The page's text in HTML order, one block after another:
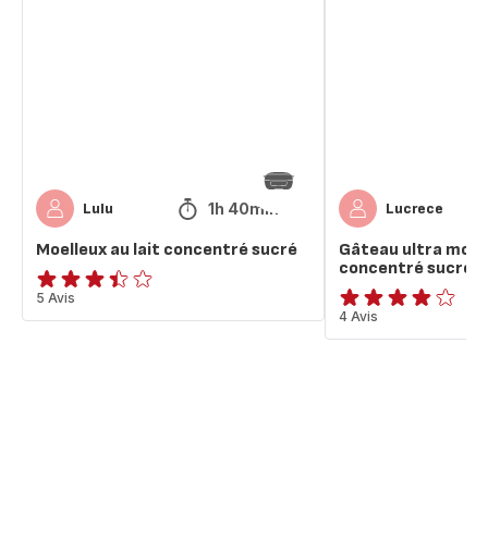
Lulu 1h 40min
Moelleux au lait concentré sucré
ratings.3.4
5 Avis
Lucrece
Gâteau ultra
concentré sucré
ratings.3.8
4 Avis